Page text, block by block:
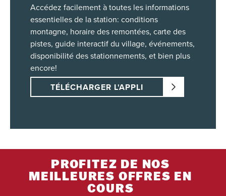
Accédez facilement à toutes les informations
essentielles de la station: conditions
montagne, horaire des remontées, carte des
pistes, guide interactif du village, événements,
disponibilité des stationnements, et bien plus
encore!
TÉLÉCHARGER L'APPLI
PROFITEZ DE NOS
MEILLEURES OFFRES EN
COURS